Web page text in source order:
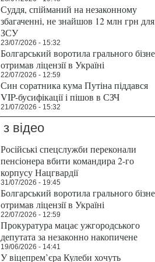
Суддя, спійманий на незаконному
збагаченні, не знайшов 12 млн грн для
ЗСУ
23/07/2026 - 15:32
Болгарський воротила грального
отримав ліцензії в Україні
22/07/2026 - 12:59
Син соратника кума Путіна піддався
VIP-бусифікації і пішов в СЗЧ
21/07/2026 - 15:32
з відео
Російські спецслужби переконали
пенсіонера вбити командира 2-го
корпусу Нацгвардії
31/07/2026 - 19:45
Болгарський воротила грального
отримав ліцензії в Україні
22/07/2026 - 12:59
Прокуратура мацає ужгородського
депутата за незаконно накопичене
19/06/2026 - 14:41
У віцепрем’єра Кулеби хочуть